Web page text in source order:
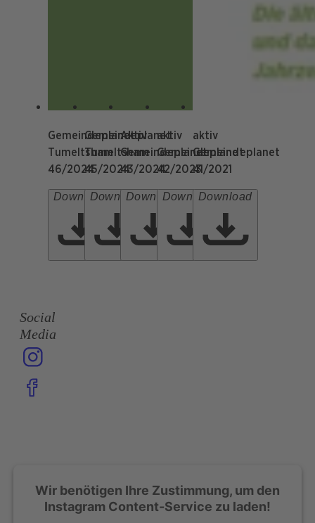
Gemeindeplanet
Tumeltsham
46/2024
Download
Gemeindeplanet
Tumeltsham
45/2024
Download
Aktiv
Gemeindeplanet
43/2024
Download
aktiv
Gemeindeplanet
42/2023
Download
aktiv
Gemeindeplanet
41/2021
Download
Social
Media
Wir benötigen Ihre Zustimmung, um den
Instagram Content-Service zu laden!